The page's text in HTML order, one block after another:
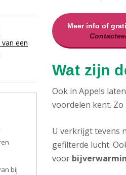
een
bij
Meer info of
Wat zijn
Ook in Appels
voordelen kent.
U verkrijgt tevens
gefilterde lucht.
voor